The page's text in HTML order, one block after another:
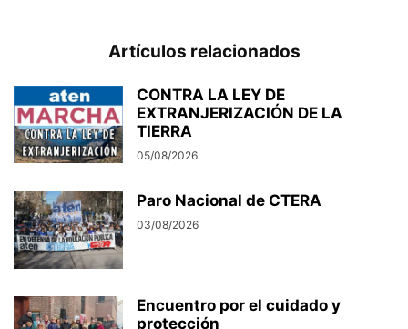
Artículos relacionados
CONTRA LA LEY DE
EXTRANJERIZACIÓN DE LA
TIERRA
05/08/2026
Paro Nacional de CTERA
03/08/2026
Encuentro por el cuidado y
protección